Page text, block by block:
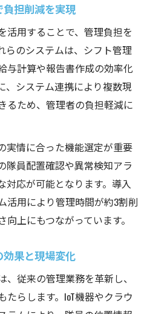
導入で現場効率化を実現
業務のムダを削減する方
の導入事例と効果を解説
管理システム選定のコツ
現場運用を改善する理由
備管理の工夫とは
な負担を減らす実践法
解消する管理者の役割
きつさを改善するヒント
す現場フィードバック術
担削減を実現
活用することで、管理負担を
らのシステムは、シフト管理
与計算や報告書作成の効率化
、システム連携により複数現
るため、管理者の負担軽減に
実情に合った機能選定が重要
隊員配置確認や異常検知アラ
対応が可能となります。導入
活用により管理時間が約3割削
上にもつながっています。
果と現場変化
従来の管理業務を革新し、
らします。IoT機器やクラウ